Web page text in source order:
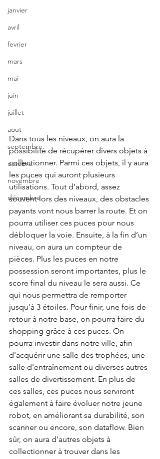
janvier
avril
fevrier
mars
mai
juin
juillet
aout
septembre
octobre
novembre
décembre
Dans tous les niveaux, on aura la
possibilité de récupérer divers objets à
collectionner. Parmi ces objets, il y aura
les puces qui auront plusieurs
utilisations. Tout d’abord, assez
souvent lors des niveaux, des obstacles
payants vont nous barrer la route. Et on
pourra utiliser ces puces pour nous
débloquer la voie. Ensuite, à la fin d’un
niveau, on aura un compteur de
pièces. Plus les puces en notre
possession seront importantes, plus le
score final du niveau le sera aussi. Ce
qui nous permettra de remporter
jusqu'à 3 étoiles. Pour finir, une fois de
retour à notre base, on pourra faire du
shopping grâce à ces puces. On
pourra investir dans notre ville, afin
d'acquérir une salle des trophées, une
salle d'entraînement ou diverses autres
salles de divertissement. En plus de
ces salles, ces puces nous serviront
également à faire évoluer notre jeune
robot, en améliorant sa durabilité, son
scanner ou encore, son dataflow. Bien
sûr, on aura d'autres objets à
collectionner à trouver dans les